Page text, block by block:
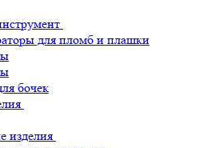
для пломб и плашки
бочек
изделия